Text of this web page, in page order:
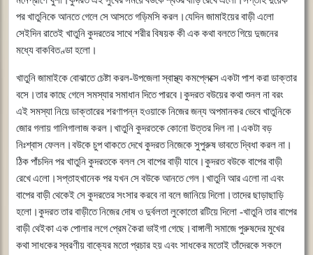
পরখাতুনিকেআনতেগেলেসেআসতেগড়িমসিকরল।যেদিনজামাইয়েরবাড়ীএলো
সেইদিনরাতেইখাতুনিকুদরতেরসাথেশরীরবিষয়ককীএককথাবলতেগিয়েদুজনের
মধ্যেবাকবিতণ্ডাহলো।
খাতুনিজামাইকেবোঝাতেচেষ্টাকরল-উপজেলাস্বাস্থ্যকমপ্লেক্সেএকটাপাশকরাডাক্তার
বসে।তারকাছেগেলেসমস্যারসমাধানদিতেপারবে।কুদরতবউয়েরকথাশুনলনাবরং
এইসমস্যানিয়েডাক্তারেরশরণাপন্নহওয়াকেনিজেরজন্যঅপমানকরভেবেখাতুনিকে
জোরগলায়গালিগালাজকরল।খাতুনিকুদরতকেকোনোউত্তরদিলনা।একটাবড়
নিঃশ্বাসফেলল।বউকেচুপথাকতেদেখেকুদরতনিজেকেসুপুরুষভাবতেদ্বিধাকরলনা।
ঠিকপাঁচদিনপরখাতুনিকুদরতকেবললসেবাপেরবাড়ীযাবে।কুদরতবউকেবাপেরবাড়ী
রেখেএলো।সপ্তাহখানেকপরযখনসেবউকেআনতেগেল।খাতুনিআরএলোনাএবং
বাপেরবাড়ীথেকেইসেকুদরতেরসংসারকরবেনাবলেজানিয়েদিলো।তাদেরছাড়াছাড়ি
হলো।কুদরততারবাড়ীতেনিজেরদোষওদুর্বলতালুকোতোরটিয়েদিলো -খাতুনিতারবাপের
বাড়ীথেইকাএকপোলারলগেপ্রেমকৈরাভাইগাগেছে।বাঙ্গালীসমাজেপুরুষদেরমুখের
কথাসাধকেরস্বরণীয়বাক্যেরমতোপ্রচারহয়এবং সাধকেরমতোইতাঁদেরকেসকলে